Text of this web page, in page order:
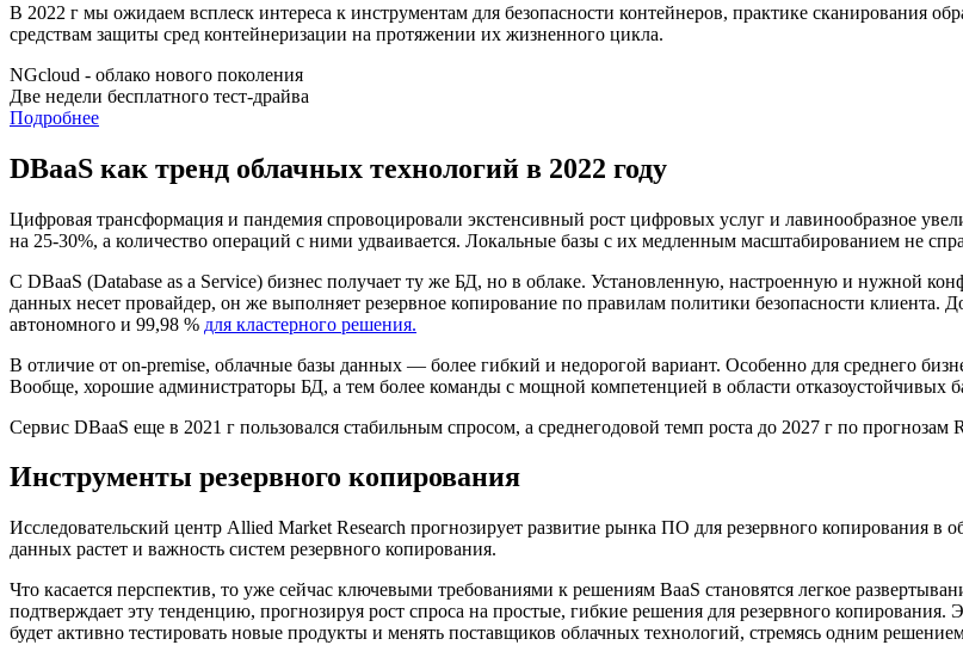
В 2022 г мы ожидаем всплеск интереса к инструментам для безопасности контейнеров, практике сканирования
средствам защиты сред контейнеризации на протяжении их жизненного цикла.
NGcloud - облако нового поколения
Две недели бесплатного тест-драйва
Подробнее
DBaaS как тренд облачных технологий в 2022 году
Цифровая трансформация и пандемия спровоцировали экстенсивный рост цифровых услуг и лавинообразное
на 25-30%, а количество операций с ними удваивается. Локальные базы с их медленным масштабированием не
С DBaaS (Database as a Service) бизнес получает ту же БД, но в облаке. Установленную, настроенную и нужной
данных несет провайдер, он же выполняет резервное копирование по правилам политики безопасности клиента.
автономного и 99,98 % для кластерного решения.
В отличие от on-premise, облачные базы данных — более гибкий и недорогой вариант. Особенно для среднего
Вообще, хорошие администраторы БД, а тем более команды с мощной компетенцией в области
Сервис DBaaS еще в 2021 г пользовался стабильным спросом, а среднегодовой темп роста до 2027 г по прогнозам
Инструменты резервного копирования
Исследовательский центр Allied Market Research прогнозирует развитие рынка ПО для резервного копирования в
данных растет и важность систем резервного копирования.
Что касается перспектив, то уже сейчас ключевыми требованиями к решениям BaaS становятся легкое
подтверждает эту тенденцию, прогнозируя рост спроса на простые, гибкие решения для резервного
будет активно тестировать новые продукты и менять поставщиков облачных технологий, стремясь одним